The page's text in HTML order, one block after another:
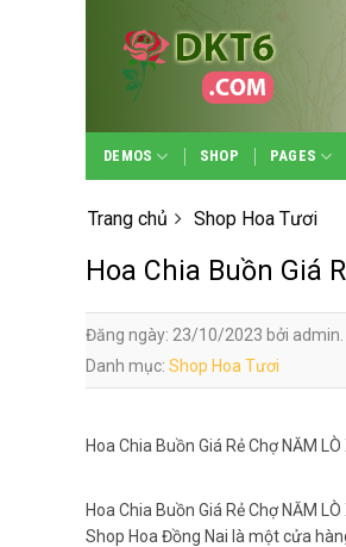
content
DEMOS SHOP PAGES
Trang chủ Shop Hoa Tươi
Hoa Chia Buồn Giá
Đăng ngày: 23/10/2023 bởi
Danh mục: Shop Hoa Tươi
Hoa Chia Buồn Giá Rẻ Chợ NĂM
Hoa Chia Buồn Giá Rẻ Chợ NĂM LÒ
Shop Hoa Đồng Nai là một cửa